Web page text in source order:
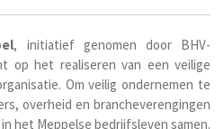
, initiatief genomen door BHV-
op het realiseren van een veilige
Om veilig ondernemen te
overheid en brancheverengingen
het Meppelse bedrijfsleven samen.